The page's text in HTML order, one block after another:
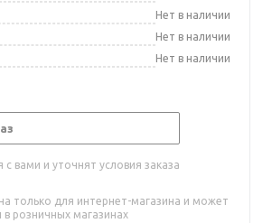
Нет в наличии
Нет в наличии
Нет в наличии
вами и уточнят условия заказа
только для интернет-магазина и может
в розничных магазинах